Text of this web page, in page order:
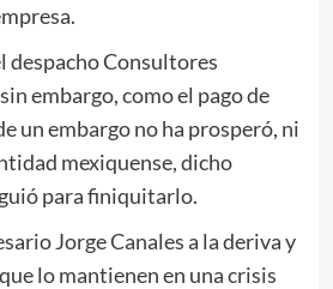
despacho Consultores
embargo, como el pago de
un embargo no ha prosperó, ni
mexiquense, dicho
para finiquitarlo.
Jorge Canales a la deriva y
lo mantienen en una crisis